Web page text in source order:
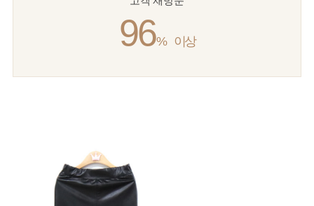
96% 이상